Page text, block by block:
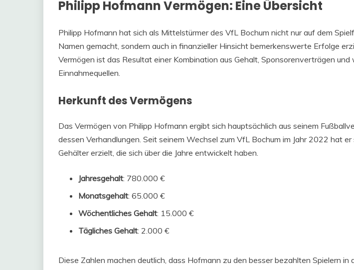
Philipp Hofmann Vermögen: Eine Übersicht
Philipp Hofmann hat sich als Mittelstürmer des VfL Bochum nicht nur auf dem
Namen gemacht, sondern auch in finanzieller Hinsicht bemerkenswerte Erfolge
Vermögen ist das Resultat einer Kombination aus Gehalt, Sponsorenverträgen und
Einnahmequellen.
Herkunft des Vermögens
Das Vermögen von Philipp Hofmann ergibt sich hauptsächlich aus seinem
dessen Verhandlungen. Seit seinem Wechsel zum VfL Bochum im Jahr 2022 hat
Gehälter erzielt, die sich über die Jahre entwickelt haben.
Jahresgehalt: 780.000 €
Monatsgehalt: 65.000 €
Wöchentliches Gehalt: 15.000 €
Tägliches Gehalt: 2.000 €
Diese Zahlen machen deutlich, dass Hofmann zu den besser bezahlten Spielern in